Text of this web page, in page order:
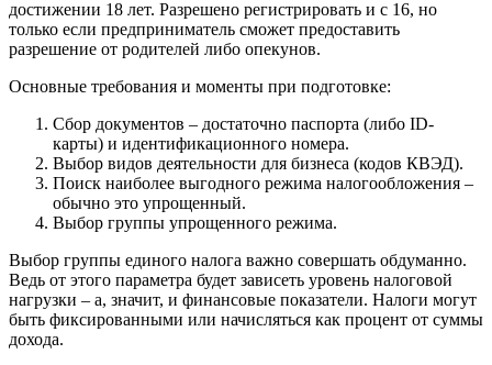
достижении 18 лет. Разрешено регистрировать и с 16, но
только если предприниматель сможет предоставить
разрешение от родителей либо опекунов.
Основные требования и моменты при подготовке:
Сбор документов – достаточно паспорта (либо ID-
карты) и идентификационного номера.
Выбор видов деятельности для бизнеса (кодов КВЭД).
Поиск наиболее выгодного режима налогообложения –
обычно это упрощенный.
Выбор группы упрощенного режима.
Выбор группы единого налога важно совершать обдуманно.
Ведь от этого параметра будет зависеть уровень налоговой
нагрузки – а, значит, и финансовые показатели. Налоги могут
быть фиксированными или начисляться как процент от суммы
дохода.